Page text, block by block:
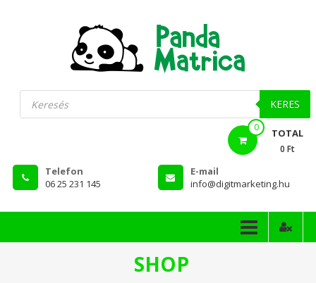
PandaMatrica
falmatrica
Products
search KERES
0 TOTAL
0 Ft
Telefon
06 25 231 145
E-mail
info@digitmarketing.hu
SHOP